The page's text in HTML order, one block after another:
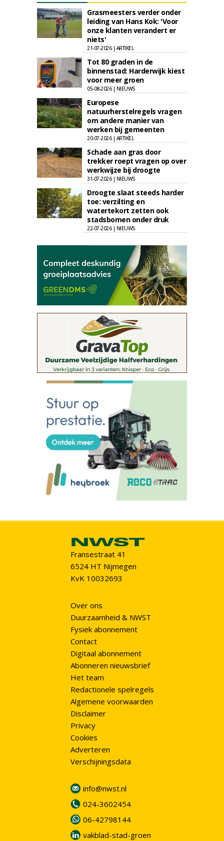
Grasmeesters verder onder
leiding van Hans Kok: 'Voor
onze klanten verandert er
niets'
21-07-2026 | ARTIKEL
Tot 80 graden in de
binnenstad: Harderwijk kiest
voor meer groen
05-08-2026 | NIEUWS
Europese
natuurherstelregels vragen
om andere manier van
werken bij gemeenten
20-07-2026 | ARTIKEL
Schade aan gras door
trekker roept vragen op over
werkwijze bij droogte
31-07-2026 | NIEUWS
Droogte slaat steeds harder
toe: verzilting en
watertekort zetten ook
stadsbomen onder druk
22-07-2026 | NIEUWS
Fransestraat 41
6524 HT Nijmegen
KvK 10032693
Over ons
Duurzaamheid & NWST
Fysiek abonnement
Contact
Digitaal abonnement
Abonneren nieuwsbrief
Het team
Redactionele spelregels
Algemene voorwaarden
Disclaimer
Privacy
Cookies
Adverteren
Verschijningsdata
info@nwst.nl
024-3602454
06-42798144
vakblad-stad-groen